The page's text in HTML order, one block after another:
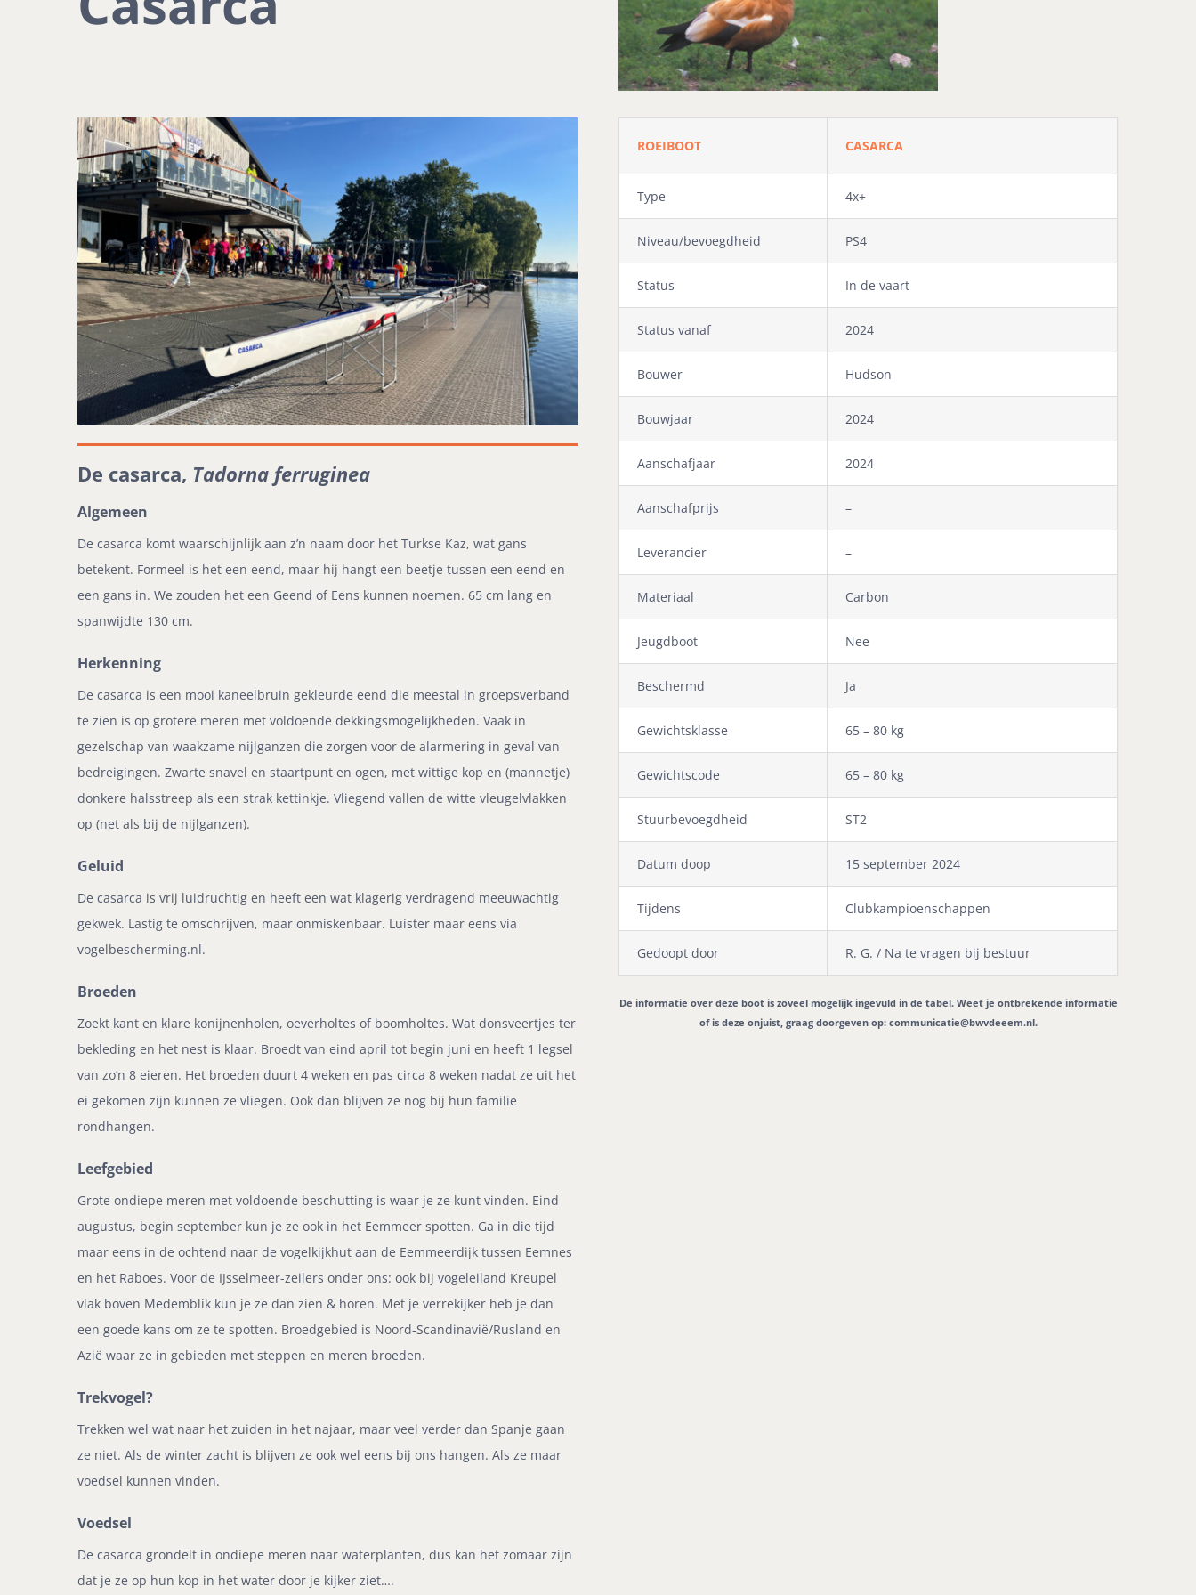
De casarca, Tadorna ferruginea
Algemeen
De casarca komt waarschijnlijk aan z’n naam door het Turkse Kaz, wat gans
betekent. Formeel is het een eend, maar hij hangt een beetje tussen een eend en
een gans in. We zouden het een Geend of Eens kunnen noemen. 65 cm lang en
spanwijdte 130 cm.
Herkenning
De casarca is een mooi kaneelbruin gekleurde eend die meestal in groepsverband
te zien is op grotere meren met voldoende dekkingsmogelijkheden. Vaak in
gezelschap van waakzame nijlganzen die zorgen voor de alarmering in geval van
bedreigingen. Zwarte snavel en staartpunt en ogen, met wittige kop en (mannetje)
donkere halsstreep als een strak kettinkje. Vliegend vallen de witte vleugelvlakken
op (net als bij de nijlganzen).
Geluid
De casarca is vrij luidruchtig en heeft een wat klagerig verdragend meeuwachtig
gekwek. Lastig te omschrijven, maar onmiskenbaar. Luister maar eens via
vogelbescherming.nl.
Broeden
Zoekt kant en klare konijnenholen, oeverholtes of boomholtes. Wat donsveertjes ter
bekleding en het nest is klaar. Broedt van eind april tot begin juni en heeft 1 legsel
van zo’n 8 eieren. Het broeden duurt 4 weken en pas circa 8 weken nadat ze uit het
ei gekomen zijn kunnen ze vliegen. Ook dan blijven ze nog bij hun familie
rondhangen.
Leefgebied
Grote ondiepe meren met voldoende beschutting is waar je ze kunt vinden. Eind
augustus, begin september kun je ze ook in het Eemmeer spotten. Ga in die tijd
maar eens in de ochtend naar de vogelkijkhut aan de Eemmeerdijk tussen Eemnes
en het Raboes. Voor de IJsselmeer-zeilers onder ons: ook bij vogeleiland Kreupel
vlak boven Medemblik kun je ze dan zien & horen. Met je verrekijker heb je dan
een goede kans om ze te spotten. Broedgebied is Noord-Scandinavië/Rusland en
Azië waar ze in gebieden met steppen en meren broeden.
Trekvogel?
Trekken wel wat naar het zuiden in het najaar, maar veel verder dan Spanje gaan
ze niet. Als de winter zacht is blijven ze ook wel eens bij ons hangen. Als ze maar
voedsel kunnen vinden.
Voedsel
De casarca grondelt in ondiepe meren naar waterplanten, dus kan het zomaar zijn
dat je ze op hun kop in het water door je kijker ziet….
ROEIBOOT CASARCA
Type 4x+
Niveau/bevoegdheid PS4
Status In de vaart
Status vanaf 2024
Bouwer Hudson
Bouwjaar 2024
Aanschafjaar 2024
Aanschafprijs –
Leverancier –
Materiaal Carbon
Jeugdboot Nee
Beschermd Ja
Gewichtsklasse 65 – 80 kg
Gewichtscode 65 – 80 kg
Stuurbevoegdheid ST2
Datum doop 15 september 2024
Tijdens Clubkampioenschappen
Gedoopt door R. G. / Na te vragen bij bestuur
De informatie over deze boot is zoveel mogelijk ingevuld in de tabel. Weet je ontbrekende informatie
of is deze onjuist, graag doorgeven op:communicatie@bwvdeeem.nl.